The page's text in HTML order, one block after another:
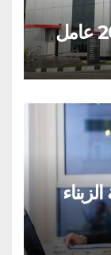
Corporation – توظيف 200 عامل